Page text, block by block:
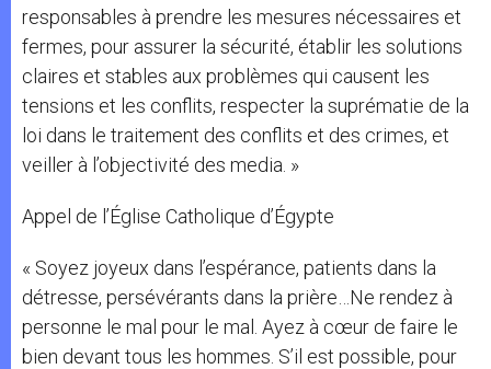
responsables à prendre les mesures nécessaires et
fermes, pour assurer la sécurité, établir les solutions
claires et stables aux problèmes qui causent les
tensions et les conflits, respecter la suprématie de la
loi dans le traitement des conflits et des crimes, et
veiller à l’objectivité des media. »
Appel de l’Église Catholique d’Égypte
« Soyez joyeux dans l’espérance, patients dans la
détresse, persévérants dans la prière…Ne rendez à
personne le mal pour le mal. Ayez à cœur de faire le
bien devant tous les hommes. S’il est possible, pour